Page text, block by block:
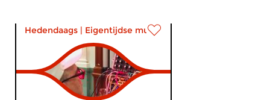
Hedendaags | Eigentijdse muziek